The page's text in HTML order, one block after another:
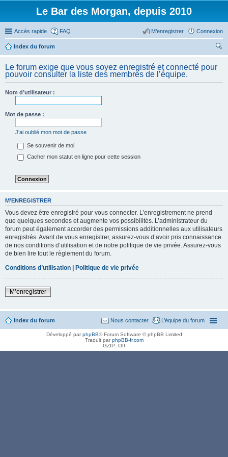
Le Bar des Morgan, depuis 2010
Accès rapide FAQ Connexion
M’enregistrer
Index du forum
her
ch
Le forum exige que vous soyez enregistré et connecté pour
pouvoir consulter la liste des membres de l’équipe.
Nom d’utilisateur :
Mot de passe :
J’ai oublié mon mot de passe
Se souvenir de moi
Cacher mon statut en ligne pour cette session
M’ENREGISTRER
Vous devez être enregistré pour vous connecter. L’enregistrement ne prend
que quelques secondes et augmente vos possibilités. L’administrateur du
forum peut également accorder des permissions additionnelles aux utilisateurs
enregistrés. Avant de vous enregistrer, assurez-vous d’avoir pris connaissance
de nos conditions d’utilisation et de notre politique de vie privée. Assurez-vous
de bien lire tout le règlement du forum.
Conditions d’utilisation | Politique de vie privée
M’enregistrer
Index du forum L’équipe du forum
Nous contacter
Développé parphpBB® Forum Software © phpBB Limited
Traduit parphpBB-fr.com
GZIP: Off